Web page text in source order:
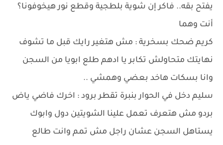
يفتح بقه.. فاكر إن شوية بلطجية وقطع نور هيخوفونا؟
أنت وهما
كريم ضحك بسخرية : مش هتغير رايك قبل ما تشوف
نهايتك متحاولش تكابر يا ادهم طلع ابويا من السجن
وانا بسكات هاخد بعضي وهمشي ..
سليم دخل في الحوار بنبرة تقطر برود : اخرك فاضي ياض
بردو مش هتعرف تعمل علينا الشويتين دول وابوك
يستاهل السجن عشان راجل مش تمم وانت طالع